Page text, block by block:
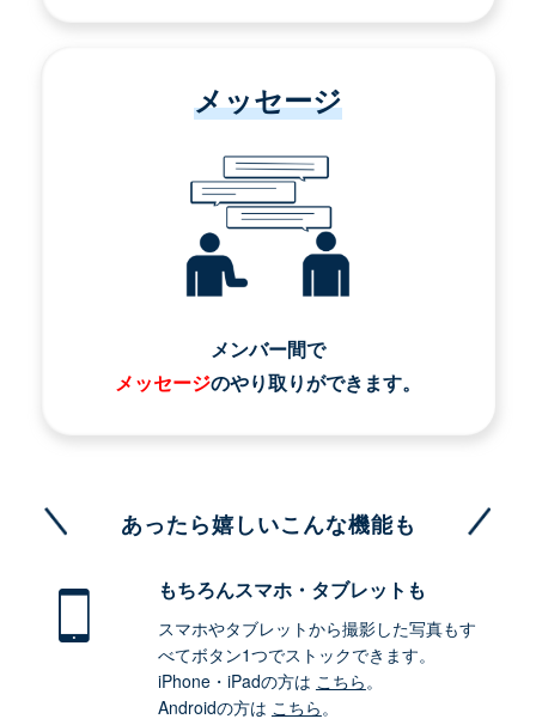
メッセージ
メンバー間で
メッセージのやり取りができます。
あったら嬉しいこんな機能も
もちろんスマホ・タブレットも
スマホやタブレットから撮影した写真もす
べてボタン1つでストックできます。
iPhone・iPadの方は こちら。
Androidの方は こちら。